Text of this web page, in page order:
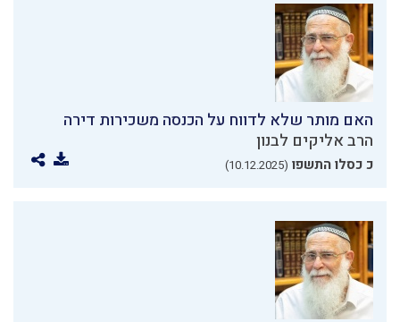
האם מותר שלא לדווח על הכנסה משכירות דירה
הרב אליקים לבנון
כ כסלו התשפו (10.12.2025)